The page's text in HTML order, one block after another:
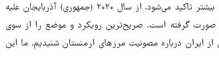
میرزویان افزود: این اظهارات من در بستر تحولات اخیر منطقه بیشتر تاکید می‌شود. از سال ۲۰۲۰ (جمهوری) آذربایجان علیه
را انجام می‌دهد و آخرین تهاجم ۱۳ سپتامبر صورت گرفته است. صریح‌ترین رویکرد و موضع را از سوی
ایران درباره مصونیت مرزهای ارمنستان شنیدیم. ما این